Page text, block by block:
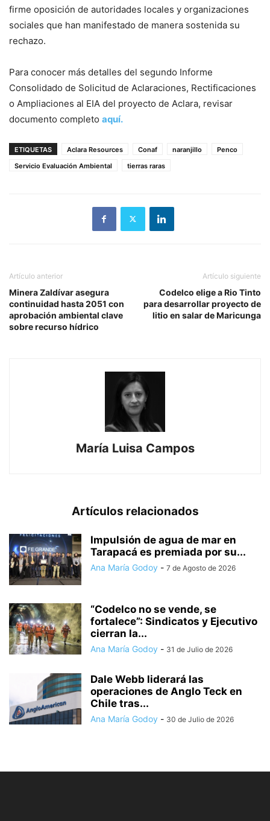
firme oposición de autoridades locales y organizaciones
sociales que han manifestado de manera sostenida su
rechazo.
Para conocer más detalles del segundo Informe
Consolidado de Solicitud de Aclaraciones, Rectificaciones
o Ampliaciones al EIA del proyecto de Aclara, revisar
documento completo aquí.
ETIQUETAS Aclara Resources Conaf naranjillo
Penco
Servicio Evaluación Ambiental
tierras raras
Artículo anterior
Minera Zaldívar asegura
continuidad hasta 2051 con
aprobación ambiental clave
sobre recurso hídrico
Artículo siguiente
Codelco elige a Rio Tinto
para desarrollar proyecto de
litio en salar de Maricunga
María Luisa Campos
Artículos relacionados
Impulsión de agua de mar en
Tarapacá es premiada por su...
Ana María Godoy - 7 de Agosto de 2026
“Codelco no se vende, se
fortalece”: Sindicatos y Ejecutivo
cierran la...
Ana María Godoy - 31 de Julio de 2026
Dale Webb liderará las
operaciones de Anglo Teck en
Chile tras...
Ana María Godoy - 30 de Julio de 2026